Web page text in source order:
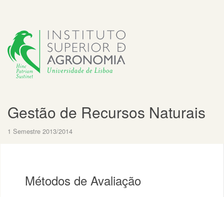
Gestão de Recursos Naturais
1 Semestre 2013/2014
Métodos de Avaliação